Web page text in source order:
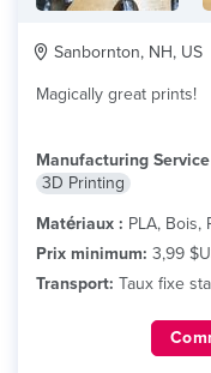
Sanbornton, NH, US
Magically great prints!
Manufacturing Service
3D Printing
Matériaux : PLA, Bois,
Prix minimum: 3,99
Transport: Taux fixe